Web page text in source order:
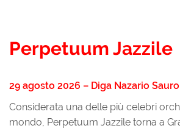
Perpetuum Jazzile
29 agosto 2026 – Diga Nazario Sauro
Considerata una delle più celebri
mondo, Perpetuum Jazzile torna a